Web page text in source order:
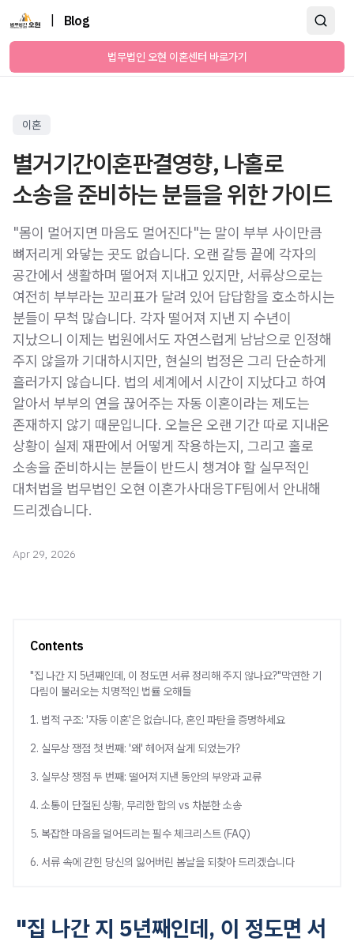
Blog
법무법인 오현 이혼센터 바로가기
이혼
별거기간이혼판결영향, 나홀로
소송을 준비하는 분들을 위한 가이드
"몸이 멀어지면 마음도 멀어진다"는 말이 부부 사이만큼
뼈저리게 와닿는 곳도 없습니다. 오랜 갈등 끝에 각자의
공간에서 생활하며 떨어져 지내고 있지만, 서류상으로는
여전히 부부라는 꼬리표가 달려 있어 답답함을 호소하시는
분들이 무척 많습니다. 각자 떨어져 지낸 지 수년이
지났으니 이제는 법원에서도 자연스럽게 남남으로 인정해
주지 않을까 기대하시지만, 현실의 법정은 그리 단순하게
흘러가지 않습니다. 법의 세계에서 시간이 지났다고 하여
알아서 부부의 연을 끊어주는 자동 이혼이라는 제도는
존재하지 않기 때문입니다. 오늘은 오랜 기간 따로 지내온
상황이 실제 재판에서 어떻게 작용하는지, 그리고 홀로
소송을 준비하시는 분들이 반드시 챙겨야 할 실무적인
대처법을 법무법인 오현 이혼가사대응TF팀에서 안내해
드리겠습니다.
Apr 29, 2026
Contents
"집 나간 지 5년째인데, 이 정도면 서류 정리해 주지 않나요?"막연한 기
다림이 불러오는 치명적인 법률 오해들
1. 법적 구조: '자동 이혼'은 없습니다, 혼인 파탄을 증명하세요
2. 실무상 쟁점 첫 번째: '왜' 헤어져 살게 되었는가?
3. 실무상 쟁점 두 번째: 떨어져 지낸 동안의 부양과 교류
4. 소통이 단절된 상황, 무리한 합의 vs 차분한 소송
5. 복잡한 마음을 덜어드리는 필수 체크리스트 (FAQ)
6. 서류 속에 갇힌 당신의 잃어버린 봄날을 되찾아 드리겠습니다
"집 나간 지 5년째인데, 이 정도면 서